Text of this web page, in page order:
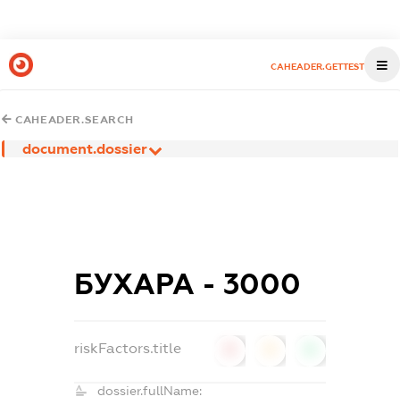
CAHEADER.GETTEST
CAHEADER.SEARCH
document.dossier
БУХАРА - 3000
riskFactors.title
dossier.fullName: